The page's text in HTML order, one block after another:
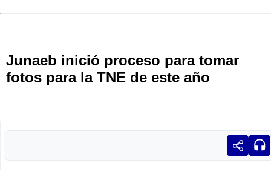
Junaeb inició proceso para tomar
fotos para la TNE de este año